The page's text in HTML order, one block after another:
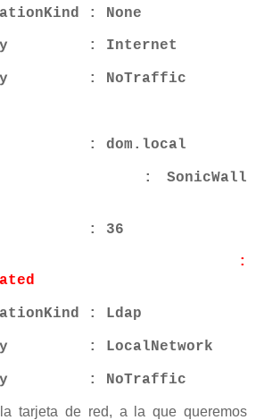
: None
: Internet
: NoTraffic
dom.local
: SonicWall
: 36
:
: Ldap
: LocalNetwork
: NoTraffic
tarjeta de red, a la que queremos